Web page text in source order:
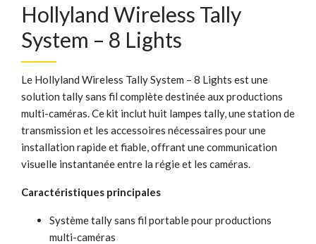
Hollyland Wireless Tally
System – 8 Lights
Le Hollyland Wireless Tally System – 8 Lights est une
solution tally sans fil complète destinée aux productions
multi-caméras. Ce kit inclut huit lampes tally, une station de
transmission et les accessoires nécessaires pour une
installation rapide et fiable, offrant une communication
visuelle instantanée entre la régie et les caméras.
Caractéristiques principales
Système tally sans fil portable pour productions
multi-caméras